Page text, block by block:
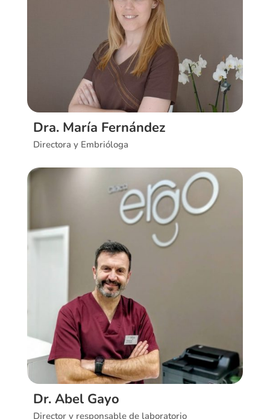
Ver CV
Dra. María Fernández
Directora y Embrióloga
Ver CV
Dr. Abel Gayo
Director y responsable de laboratorio